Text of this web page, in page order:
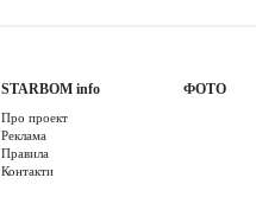
STARBOM info
Про проект
Реклама
Правила
Контакти
ФОТО